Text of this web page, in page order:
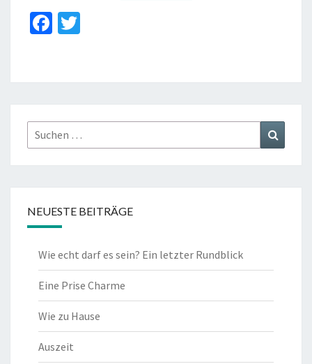
Fa
o
o
k
er
Suchen
nach:
NEUESTE BEITRÄGE
Wie echt darf es sein? Ein letzter Rundblick
Eine Prise Charme
Wie zu Hause
Auszeit